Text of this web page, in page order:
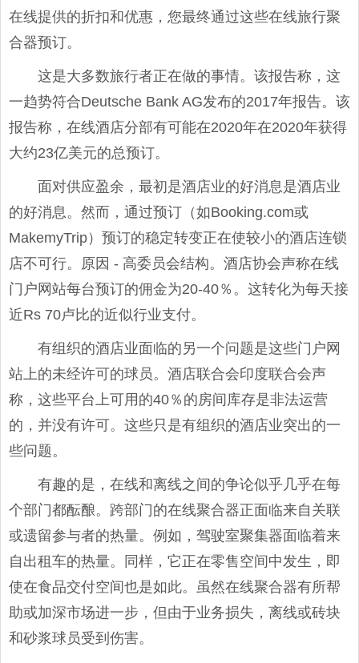
在线提供的折扣和优惠，您最终通过这些在线旅行聚
合器预订。
这是大多数旅行者正在做的事情。该报告称，这
一趋势符合Deutsche Bank AG发布的2017年报告。该
报告称，在线酒店分部有可能在2020年在2020年获得
大约23亿美元的总预订。
面对供应盈余，最初是酒店业的好消息是酒店业
的好消息。然而，通过预订（如Booking.com或
MakemyTrip）预订的稳定转变正在使较小的酒店连锁
店不可行。原因 - 高委员会结构。酒店协会声称在线
门户网站每台预订的佣金为20-40％。这转化为每天接
近Rs 70卢比的近似行业支付。
有组织的酒店业面临的另一个问题是这些门户网
站上的未经许可的球员。酒店联合会印度联合会声
称，这些平台上可用的40％的房间库存是非法运营
的，并没有许可。这些只是有组织的酒店业突出的一
些问题。
有趣的是，在线和离线之间的争论似乎几乎在每
个部门都酝酿。跨部门的在线聚合器正面临来自关联
或遗留参与者的热量。例如，驾驶室聚集器面临着来
自出租车的热量。同样，它正在零售空间中发生，即
使在食品交付空间也是如此。虽然在线聚合器有所帮
助或加深市场进一步，但由于业务损失，离线或砖块
和砂浆球员受到伤害。